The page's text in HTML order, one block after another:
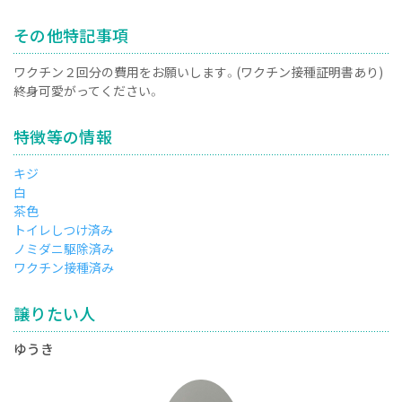
その他特記事項
ワクチン２回分の費用をお願いします。(ワクチン接種証明書あり)
終身可愛がってください。
特徴等の情報
キジ
白
茶色
トイレしつけ済み
ノミダニ駆除済み
ワクチン接種済み
譲りたい人
ゆうき